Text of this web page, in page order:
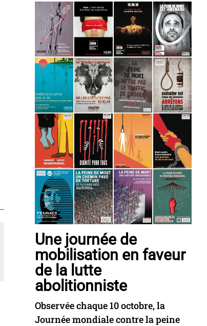
Une journée de
mobilisation en faveur
de la lutte
abolitionniste
Observée chaque 10 octobre, la
Journée mondiale contre la peine